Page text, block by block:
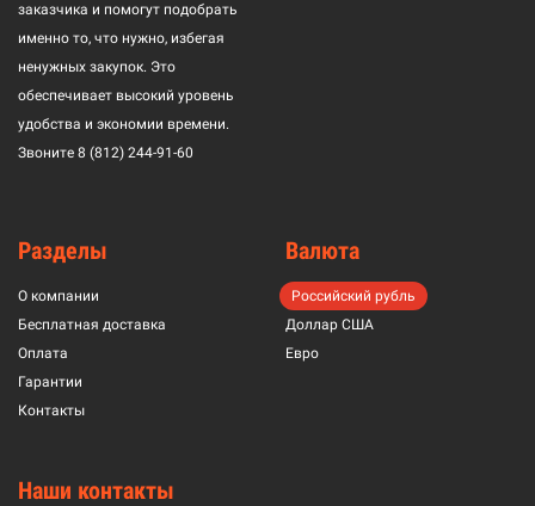
заказчика и помогут подобрать
именно то, что нужно, избегая
ненужных закупок. Это
обеспечивает высокий уровень
удобства и экономии времени.
Звоните 8 (812) 244-91-60
Разделы
О компании
Бесплатная доставка
Оплата
Гарантии
Контакты
Валюта
Российский рубль
Доллар США
Евро
Наши контакты